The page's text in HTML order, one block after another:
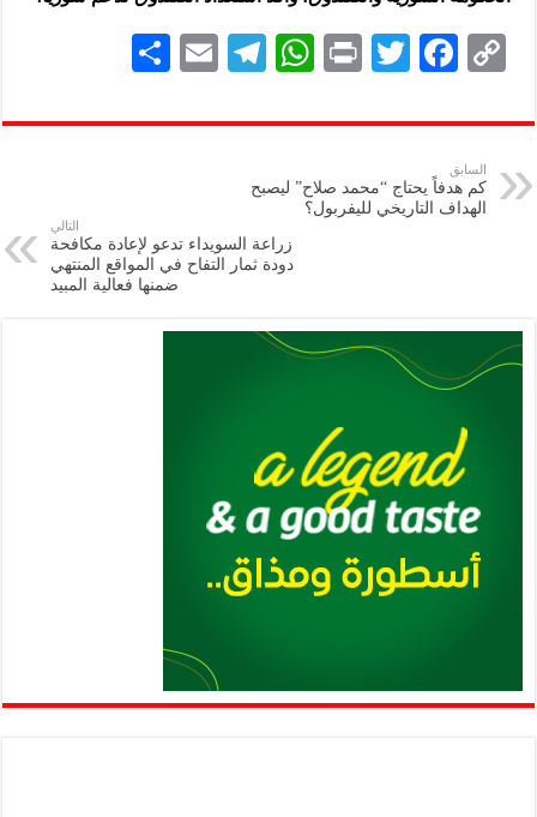
C
p
y
Li
F
eb
k
T
tt
P
nt
W
at
A
p
p
Te
gr
E
ai
ar
السابق
كم هدفاً يحتاج “محمد صلاح” ليصبح
الهداف التاريخي لليفربول؟
التالي
زراعة السويداء تدعو لإعادة مكافحة
دودة ثمار التفاح في المواقع المنتهي
ضمنها فعالية المبيد